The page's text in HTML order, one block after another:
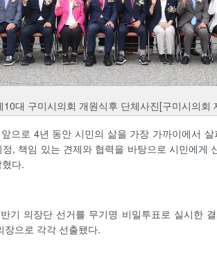
10대 구미시의회 개원식후 단체사진[구미시의회
으로 4년 동안 시민의 삶을 가장 가까이에서
, 책임 있는 견제와 협력을 바탕으로 시민에게
다.
기 의장단 선거를 무기명 비밀투표로 실시한
장으로 각각 선출됐다.